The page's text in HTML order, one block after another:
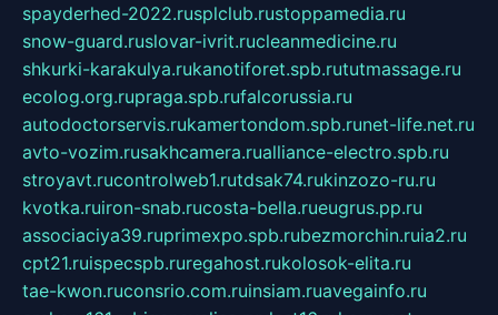
spayderhed-2022.rusplclub.rustoppamedia.ru
snow-guard.ruslovar-ivrit.rucleanmedicine.ru
shkurki-karakulya.rukanotiforet.spb.rututmassage.ru
ecolog.org.rupraga.spb.rufalcorussia.ru
autodoctorservis.rukamertondom.spb.runet-life.net.ru
avto-vozim.rusakhcamera.rualliance-electro.spb.ru
stroyavt.rucontrolweb1.rutdsak74.rukinzozo-ru.ru
kvotka.ruiron-snab.rucosta-bella.rueugrus.pp.ru
associaciya39.ruprimexpo.spb.rubezmorchin.ruia2.ru
cpt21.ruispecspb.ruregahost.rukolosok-elita.ru
tae-kwon.ruconsrio.com.ruinsiam.ruavegainfo.ru